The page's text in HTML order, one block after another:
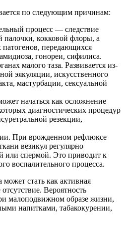
по следующим причинам:
процесс — следствие
палочки, кокковой флоры, а
передающихся
гонореи, сифилиса.
малого таза. Развивается из-
эякуляции, искусственного
мастурбации, сексуальной
начаться как осложнение
диагностических процедур
резекции,
При врожденном рефлюксе
везикул регулярно
или спермой. Это приводит к
воспалительного процесса.
стать как активная
Вероятность
малоподвижном образе жизни,
напитками, табакокурении,